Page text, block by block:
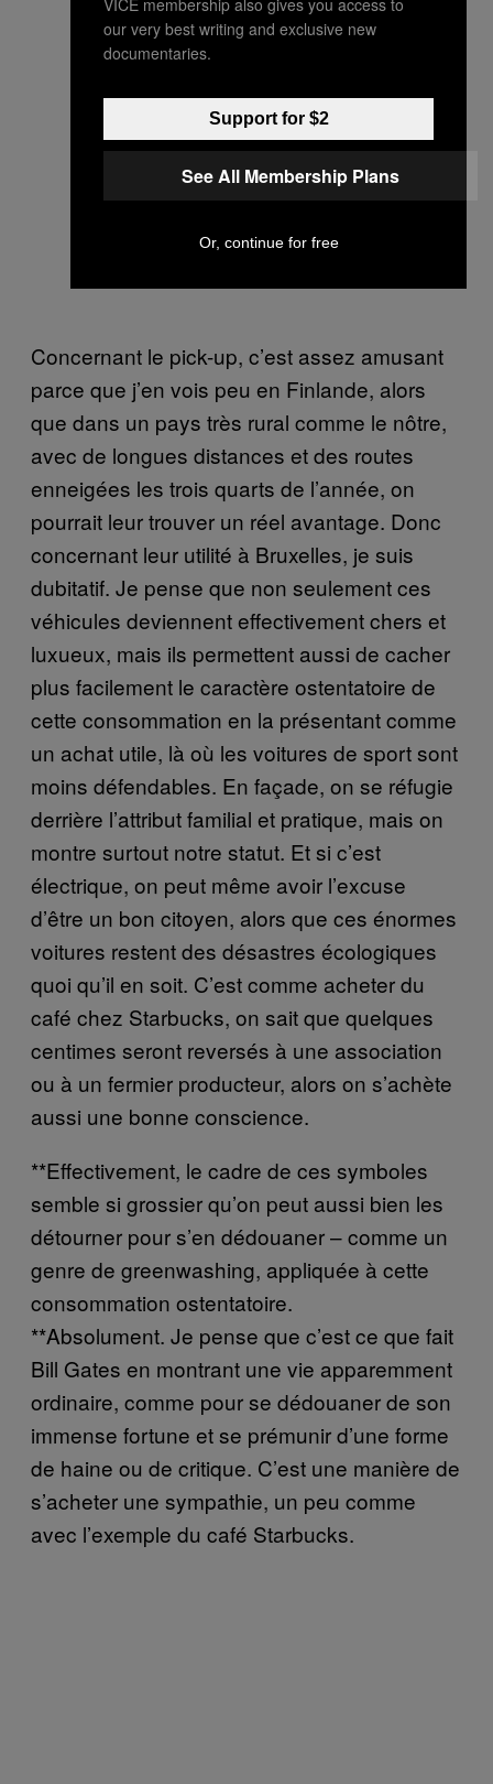
Concernant le pick-up, c’est assez amusant
parce que j’en vois peu en Finlande, alors
que dans un pays très rural comme le nôtre,
avec de longues distances et des routes
enneigées les trois quarts de l’année, on
pourrait leur trouver un réel avantage. Donc
concernant leur utilité à Bruxelles, je suis
dubitatif. Je pense que non seulement ces
véhicules deviennent effectivement chers et
luxueux, mais ils permettent aussi de cacher
plus facilement le caractère ostentatoire de
cette consommation en la présentant comme
un achat utile, là où les voitures de sport sont
moins défendables. En façade, on se réfugie
derrière l’attribut familial et pratique, mais on
montre surtout notre statut. Et si c’est
électrique, on peut même avoir l’excuse
d’être un bon citoyen, alors que ces énormes
voitures restent des désastres écologiques
quoi qu’il en soit. C’est comme acheter du
café chez Starbucks, on sait que quelques
centimes seront reversés à une association
ou à un fermier producteur, alors on s’achète
aussi une bonne conscience.
**Effectivement, le cadre de ces symboles
semble si grossier qu’on peut aussi bien les
détourner pour s’en dédouaner – comme un
genre de greenwashing, appliquée à cette
consommation ostentatoire.
**Absolument. Je pense que c’est ce que fait
Bill Gates en montrant une vie apparemment
ordinaire, comme pour se dédouaner de son
immense fortune et se prémunir d’une forme
de haine ou de critique. C’est une manière de
s’acheter une sympathie, un peu comme
avec l’exemple du café Starbucks.
our very best writing and exclusive new
documentaries.
Support for $2
See All Membership Plans
Or, continue for free